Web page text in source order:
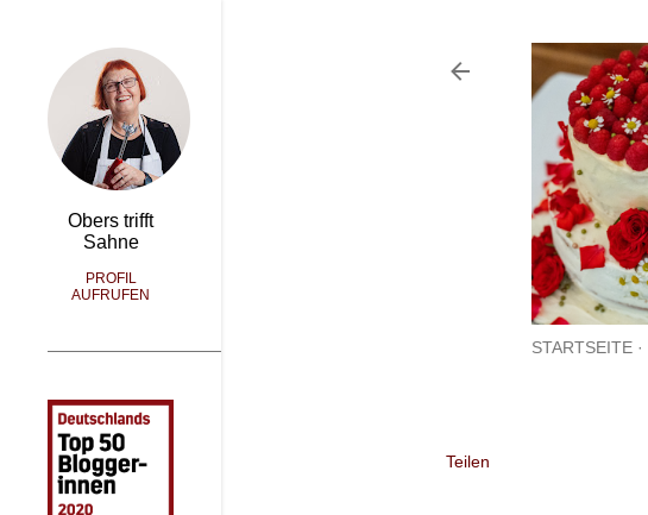
STARTSEITE
Teilen
Obers trifft
Sahne
PROFIL
AUFRUFEN